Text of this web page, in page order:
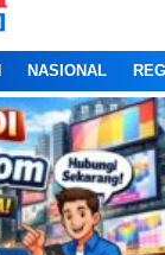
NASIONAL